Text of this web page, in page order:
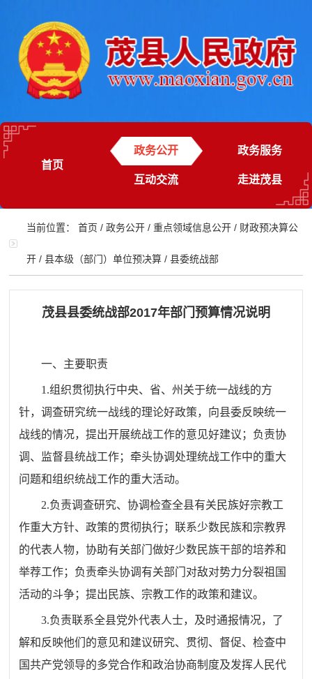
首页
政务公开 政务服务
互动交流 走进茂县
当前位置：首页 /政务公开 /重点领域信息公开 / 财政预决算公
开 /县本级（部门）单位预决算 /县委统战部
茂县县委统战部2017年部门预算情况说明
一、主要职责
1.组织贯彻执行中央、省、州关于统一战线的方
针，调查研究统一战线的理论好政策，向县委反映统一
战线的情况，提出开展统战工作的意见好建议；负责协
调、监督县统战工作；牵头协调处理统战工作中的重大
问题和组织统战工作的重大活动。
2.负责调查研究、协调检查全县有关民族好宗教工
作重大方针、政策的贯彻执行；联系少数民族和宗教界
的代表人物，协助有关部门做好少数民族干部的培养和
举荐工作；负责牵头协调有关部门对敌对势力分裂祖国
活动的斗争；提出民族、宗教工作的政策和建议。
3.负责联系全县党外代表人士，及时通报情况，了
解和反映他们的意见和建议研究、贯彻、督促、检查中
国共产党领导的多党合作和政治协商制度及发挥人民代